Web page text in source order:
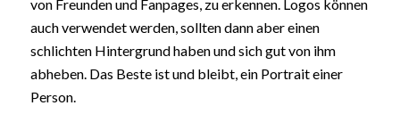
von Freunden und Fanpages, zu erkennen. Logos können
auch verwendet werden, sollten dann aber einen
schlichten Hintergrund haben und sich gut von ihm
abheben. Das Beste ist und bleibt, ein Portrait einer
Person.